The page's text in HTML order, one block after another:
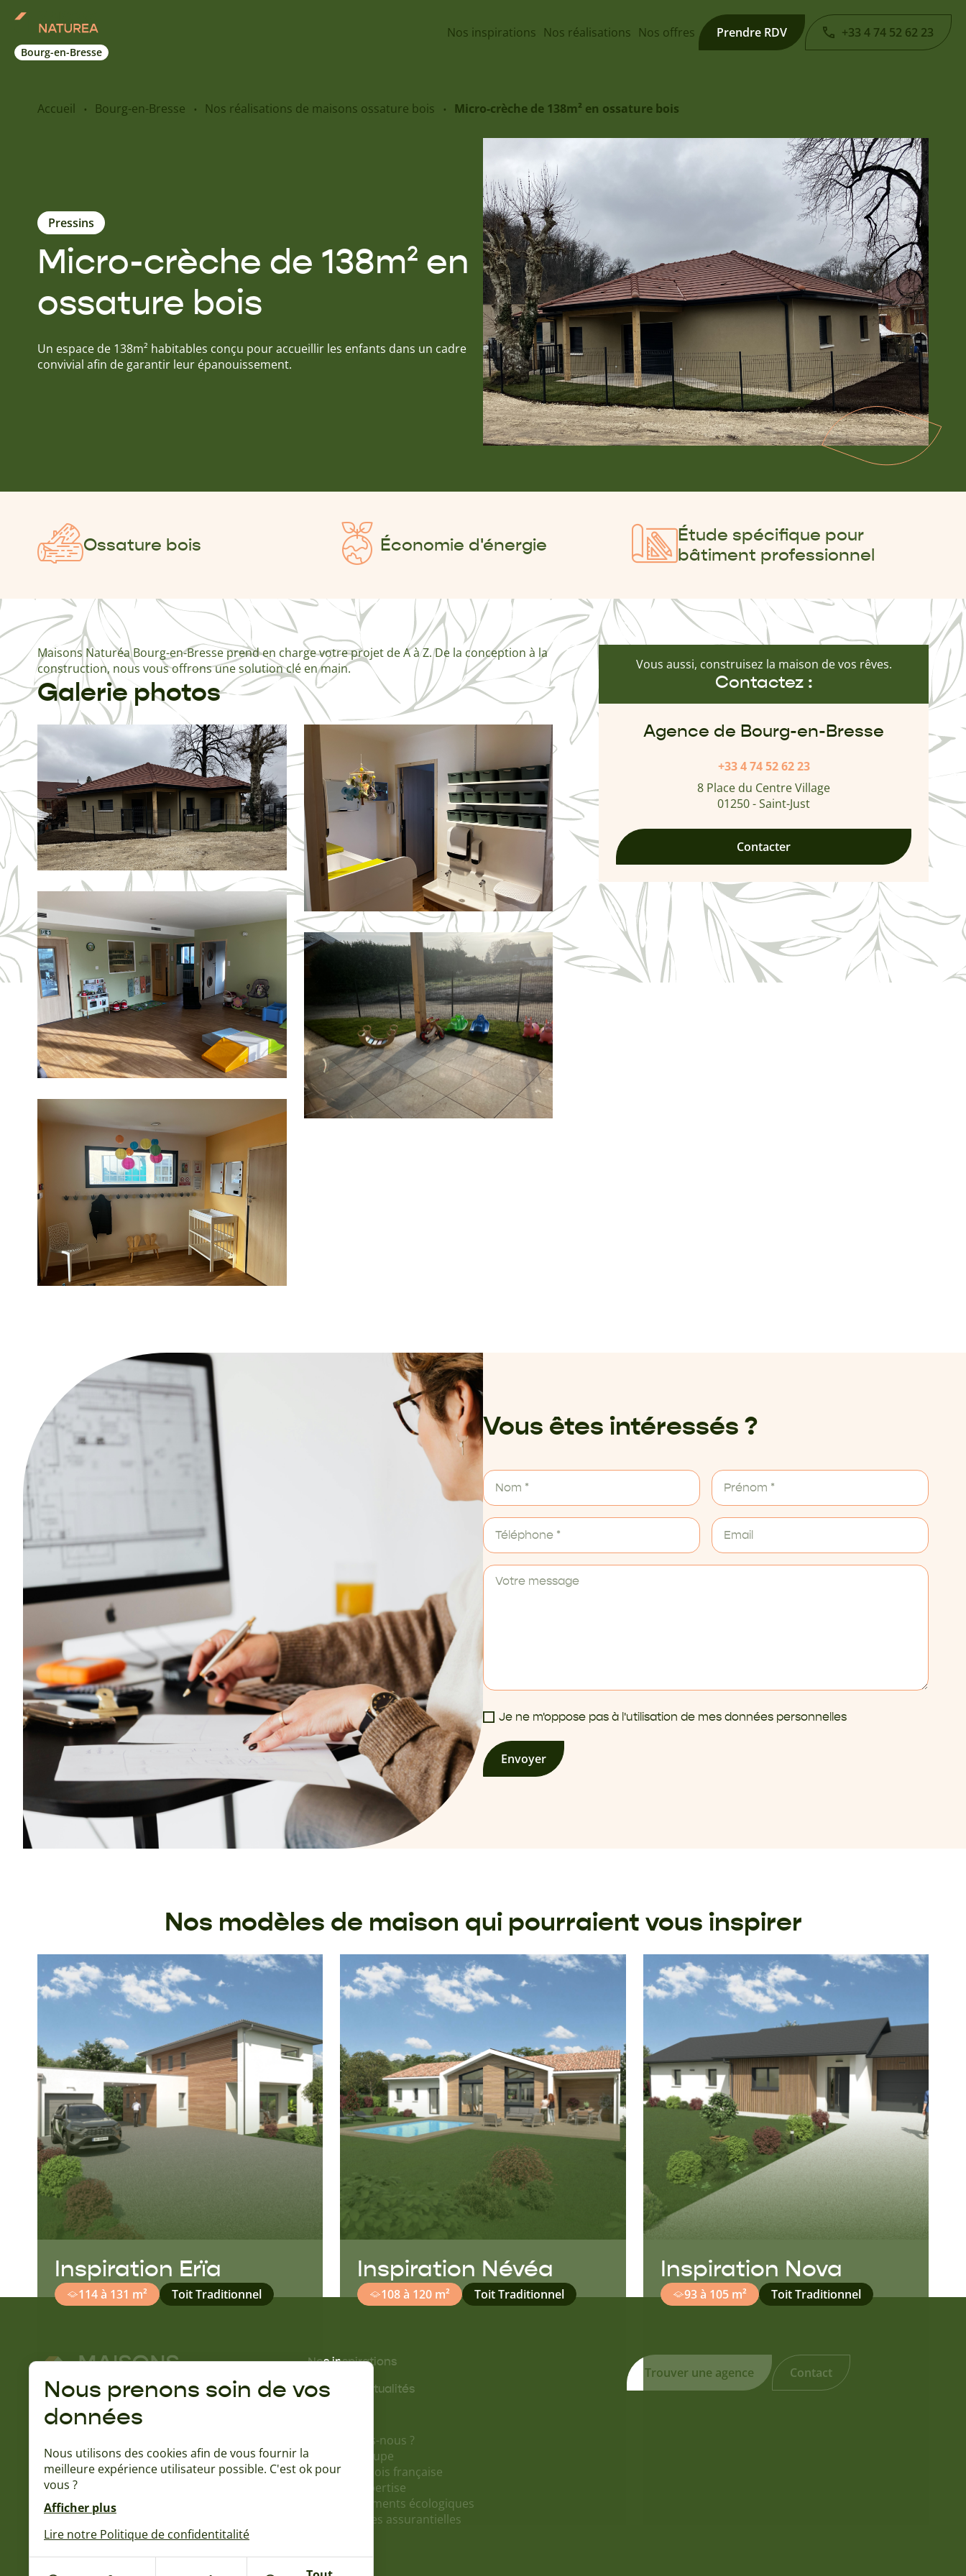
Bourg-en-Bresse
Nos inspirations Nos réalisations Nos offres Prendre RDV +33 4 74 52 62 23
Accueil Bourg-en-Bresse Nos réalisations de maisons ossature bois Micro-crèche de 138m² en ossature bois
Micro-crèche de 138m² en
ossature bois
Pressins
Un espace de 138m² habitables conçu pour accueillir les enfants dans un cadre
convivial afin de garantir leur épanouissement.
Ossature bois Économie d'énergie
Étude spécifique pour
bâtiment professionnel
Maisons Naturéa Bourg-en-Bresse prend en charge votre projet de A à Z. De la conception à la
construction, nous vous offrons une solution clé en main.
Galerie photos
Vous aussi, construisez la maison de vos rêves.
Contactez :
Agence de Bourg-en-Bresse
+33 4 74 52 62 23
8 Place du Centre Village
01250 - Saint-Just
Contacter
Vous êtes intéressés ?
Je ne m'oppose pas à l'utilisation de mes données personnelles
Envoyer
Nos modèles de maison qui pourraient vous inspirer
Inspiration Erïa
114 à 131 m² Toit Traditionnel
Inspiration Névéa
108 à 120 m² Toit Traditionnel
Inspiration Nova
93 à 105 m² Toit Traditionnel
Rejoignez la communauté Naturéa :
Nos inspirations
Guides & actualités
Qui sommes-nous ?
Batinéo Groupe
L'ossature bois française
15 ans d'expertise
Nos engagements écologiques
Nos garanties assurantielles
Trouver une agence Contact
Nous prenons soin de vos
données
Nous utilisons des cookies afin de vous fournir la
meilleure expérience utilisateur possible. C'est ok pour
vous ?
Afficher plus
Lire notre Politique de confidentitalité